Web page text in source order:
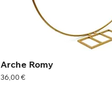
Arche Romy
Prix
36,00 €